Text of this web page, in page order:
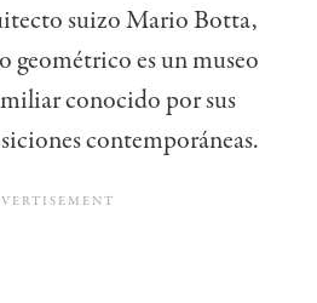
suizo Mario Botta,
geométrico es un museo
conocido por sus
contemporáneas.